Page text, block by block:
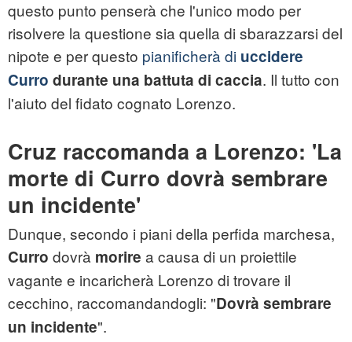
questo punto penserà che l'unico modo per
risolvere la questione sia quella di sbarazzarsi del
nipote e per questo pianificherà di uccidere
Curro durante una battuta di caccia. Il tutto con
l'aiuto del fidato cognato Lorenzo.
Cruz raccomanda a Lorenzo: 'La
morte di Curro dovrà sembrare
un incidente'
Dunque, secondo i piani della perfida marchesa,
Curro dovrà morire a causa di un proiettile
vagante e incaricherà Lorenzo di trovare il
cecchino, raccomandandogli: "Dovrà sembrare
un incidente".